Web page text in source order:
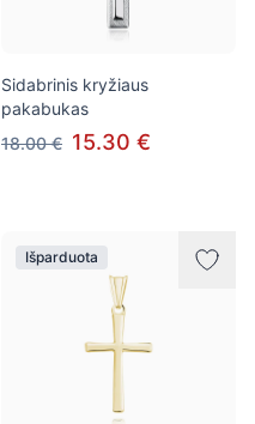
Sidabrinis kryžiaus
pakabukas
18.00 € 15.30 €
Išparduota